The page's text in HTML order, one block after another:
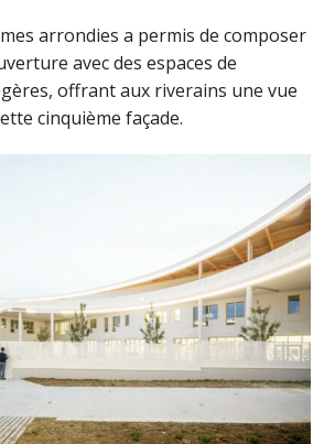
arrondies a permis de composer
avec des espaces de
offrant aux riverains une vue
cinquième façade.